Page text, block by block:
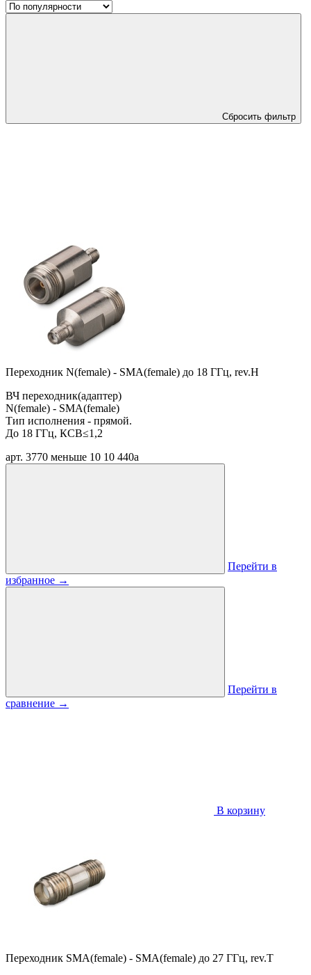
Сбросить фильтр
Переходник N(female) - SMA(female) до 18 ГГц, rev.H
ВЧ переходник(адаптер)
N(female) - SMA(female)
Тип исполнения - прямой.
До 18 ГГц, КСВ≤1,2
арт. 3770 меньше 10 10 440a
Перейти в
избранное →
Перейти в
сравнение →
В корзину
Переходник SMA(female) - SMA(female) до 27 ГГц, rev.T